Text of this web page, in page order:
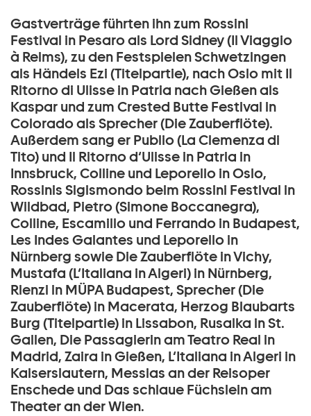
Gastverträge führten ihn zum Rossini
Festival in Pesaro als Lord Sidney (Il Viaggio
à Reims), zu den Festspielen Schwetzingen
als Händels Ezi (Titelpartie), nach Oslo mit Il
Ritorno di Ulisse in Patria nach Gießen als
Kaspar und zum Crested Butte Festival in
Colorado als Sprecher (Die Zauberflöte).
Außerdem sang er Publio (La Clemenza di
Tito) und Il Ritorno d‘Ulisse in Patria in
Innsbruck, Colline und Leporello in Oslo,
Rossinis Sigismondo beim Rossini Festival in
Wildbad, Pietro (Simone Boccanegra),
Colline, Escamillo und Ferrando in Budapest,
Les Indes Galantes und Leporello in
Nürnberg sowie Die Zauberflöte in Vichy,
Mustafa (L‘Italiana in Algeri) in Nürnberg,
Rienzi in MÜPA Budapest, Sprecher (Die
Zauberflöte) in Macerata, Herzog Blaubarts
Burg (Titelpartie) in Lissabon, Rusalka in St.
Gallen, Die Passagierin am Teatro Real in
Madrid, Zaira in Gießen, L‘Italiana in Algeri in
Kaiserslautern, Messias an der Reisoper
Enschede und Das schlaue Füchslein am
Theater an der Wien.